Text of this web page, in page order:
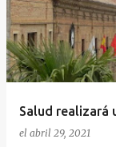
Salud realizará
el abril 29, 2021